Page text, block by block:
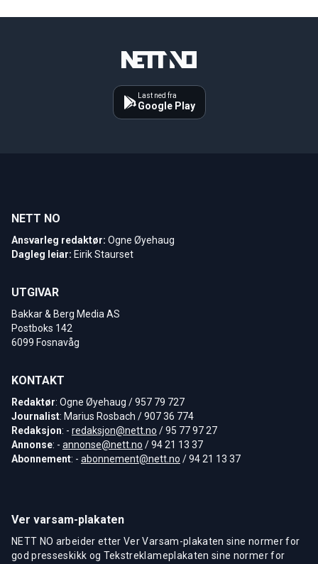
Last ned fra
Google Play
NETT NO
Ansvarleg redaktør: Ogne Øyehaug
Dagleg leiar: Eirik Staurset
UTGIVAR
Bakkar & Berg Media AS
Postboks 142
6099 Fosnavåg
KONTAKT
Redaktør: Ogne Øyehaug / 957 79 727
Journalist: Marius Rosbach / 907 36 774
Redaksjon: - redaksjon@nett.no / 95 77 97 27
Annonse: - annonse@nett.no / 94 21 13 37
Abonnement: - abonnement@nett.no / 94 21 13 37
Ver varsam-plakaten
NETT NO arbeider etter Ver Varsam-plakaten sine normer for
god presseskikk og Tekstreklameplakaten sine normer for